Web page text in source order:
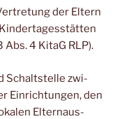
der Eltern
4 KitaG RLP).
Schalt­stel­le zwi­
Ein­rich­tun­gen, den
Eltern­aus­